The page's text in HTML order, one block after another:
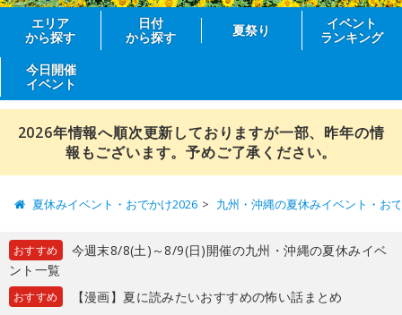
エリア
から探す
日付
から探す
夏祭り
イベント
ランキング
今日開催
イベント
2026年情報へ順次更新しておりますが一部、昨年の情
報もございます。予めご了承ください。
夏休みイベント・おでかけ2026 九州・沖縄の夏休みイベント・お
おすすめ
今週末8/8(土)～8/9(日)開催の九州・沖縄の夏休みイベ
ント一覧
おすすめ 【漫画】夏に読みたいおすすめの怖い話まとめ